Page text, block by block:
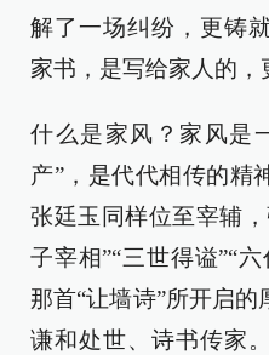
解了一场纠纷，更铸
家书，是写给家人的，
什么是家风？家风是
产”，是代代相传的精
张廷玉同样位至宰辅
子宰相”“三世得谥”“
那首“让墙诗”所开启
谦和处世、诗书传家